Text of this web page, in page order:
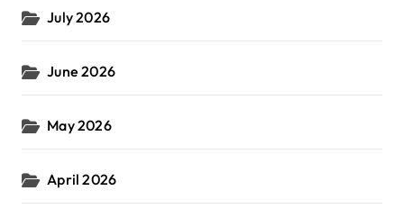
July 2026
June 2026
May 2026
April 2026